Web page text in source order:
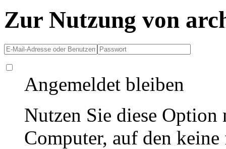
Zur Nutzung von
Angemeldet bleiben
Nutzen Sie diese
Computer, auf den